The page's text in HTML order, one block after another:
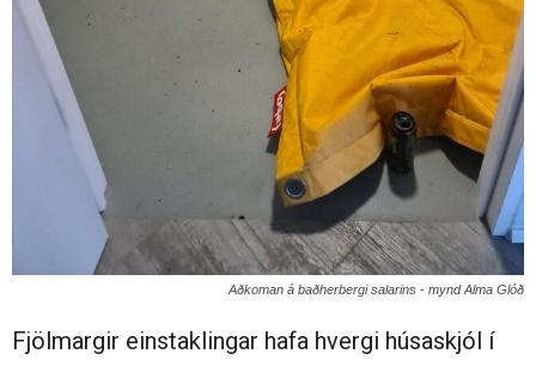
Aðkoman á baðherbergi salarins - mynd Alma Glóð
Fjölmargir einstaklingar hafa hvergi húsaskjól í